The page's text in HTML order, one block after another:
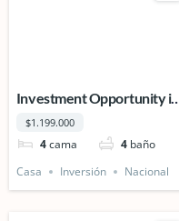
Investment Opportunity in
Playa Potrero, Guanacaste,
Costa Rica.
$1.199.000
4cama 4 baño
Casa
Inversión Nacional